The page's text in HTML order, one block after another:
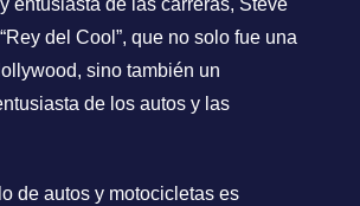
entusiasta de las carreras, Steve
del Cool”, que no solo fue una
sino también un
de los autos y las
de autos y motocicletas es